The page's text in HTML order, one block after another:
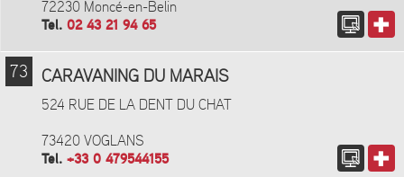
72230 Moncé-en-Belin
Tel. 02 43 21 94 65
73 CARAVANING DU MARAIS
524 RUE DE LA DENT DU CHAT
73420 VOGLANS
Tel. +33 0 479544155